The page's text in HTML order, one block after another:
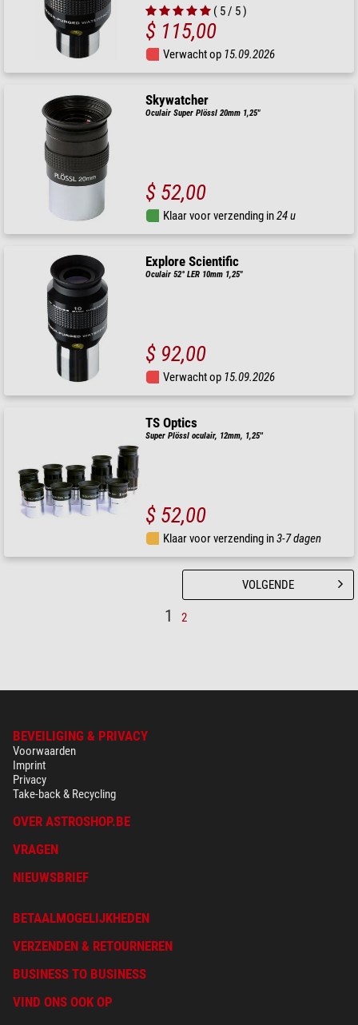
( 5 / 5 )
$ 115,00
Verwacht op 15.09.2026
Skywatcher
Oculair Super Plössl 20mm 1,25"
$ 52,00
Klaar voor verzending in24 u
Explore Scientific
Oculair 52° LER 10mm 1,25"
$ 92,00
Verwacht op 15.09.2026
TS Optics
Super Plössl oculair, 12mm, 1,25''
$ 52,00
Klaar voor verzending in3-7 dagen
1 2
VOLGENDE
BEVEILIGING & PRIVACY
Voorwaarden
Imprint
Privacy
Take-back & Recycling
OVER ASTROSHOP.BE
VRAGEN
NIEUWSBRIEF
BETAALMOGELIJKHEDEN
VERZENDEN & RETOURNEREN
BUSINESS TO BUSINESS
VIND ONS OOK OP